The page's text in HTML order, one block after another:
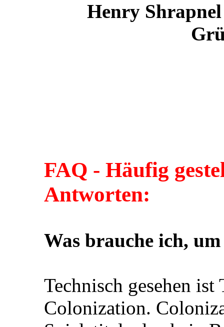
Henry
FAQ - Häufig
Antworten:
Was brauche ich,
Technisch gesehen
Colonization.